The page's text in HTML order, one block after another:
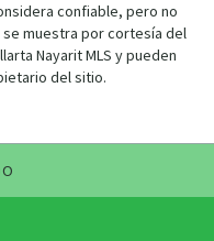
confiable, pero no
muestra por cortesía del
Nayarit MLS y pueden
del sitio.